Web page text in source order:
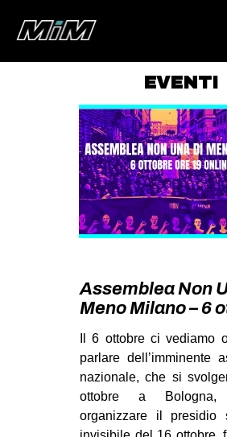
ABOUT
AREA
GAZA
MSM
STUDENTI
ZAM
MILANO
MOBILITAZIONI
SPAZI
EVENTI
Assemblea Non
Meno Milano – 6
Il 6 ottobre ci vediamo
parlare dell’imminente
nazionale, che si
ottobre a
organizzare il presidio